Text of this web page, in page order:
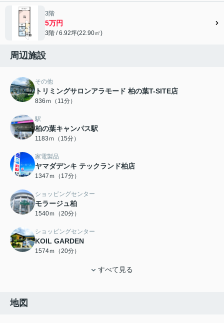
3階
5万円
3階 / 6.92坪(22.90㎡)
周辺施設
その他
トリミングサロンアラモード 柏の葉T-SITE店
836ｍ（11分）
駅
柏の葉キャンパス駅
1183ｍ（15分）
家電製品
ヤマダデンキ テックランド柏店
1347ｍ（17分）
ショッピングセンター
モラージュ柏
1540ｍ（20分）
ショッピングセンター
KOIL GARDEN
1574ｍ（20分）
すべて見る
地図